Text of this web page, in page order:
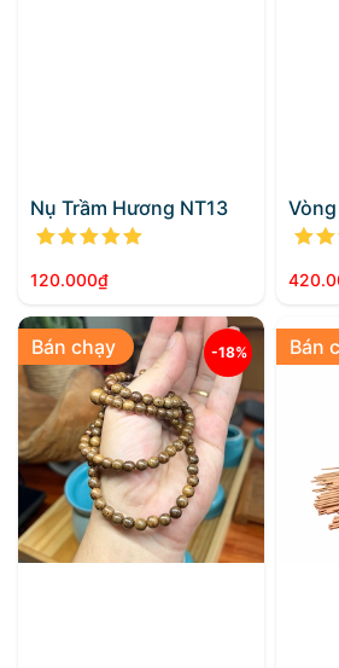
Nụ Trầm Hương NT13
Được xếp hạng
120.000₫
-18%
Bán chạy Bán